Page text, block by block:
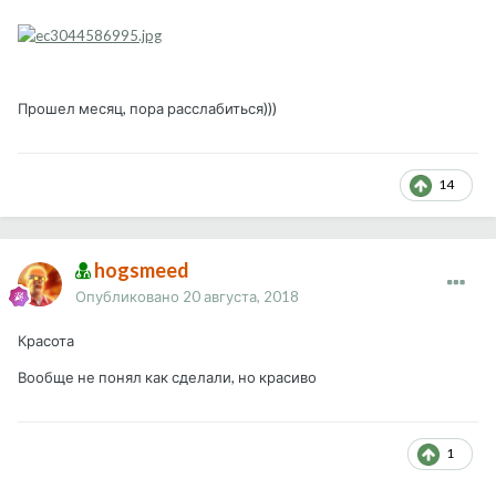
Прошел месяц, пора расслабиться)))
14
hogsmeed
Опубликовано 20 августа, 2018
Красота
Вообще не понял как сделали, но красиво
1